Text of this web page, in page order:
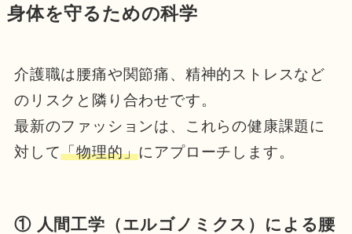
身体を守るための科学
介護職は腰痛や関節痛、精神的ストレスなど
のリスクと隣り合わせです。
最新のファッションは、これらの健康課題に
対して「物理的」にアプローチします。
① 人間工学（エルゴノミクス）による腰